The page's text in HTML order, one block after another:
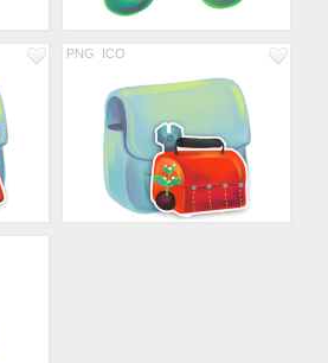
PNG ICO